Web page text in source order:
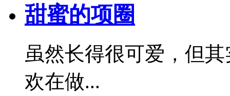
甜蜜的项圈
虽然长得很可爱，但
欢在做...